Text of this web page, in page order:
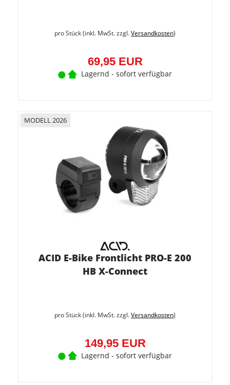
pro Stück (inkl. MwSt. zzgl.Versandkosten)
69,95 EUR
Lagernd - sofort verfügbar
MODELL 2026
ACID E-Bike Frontlicht PRO-E 200
HB X-Connect
pro Stück (inkl. MwSt. zzgl.Versandkosten)
149,95 EUR
Lagernd - sofort verfügbar